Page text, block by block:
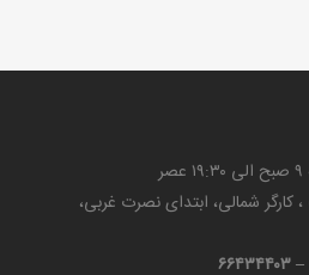
کارگر شمالی، ابتدای نصرت غربی،